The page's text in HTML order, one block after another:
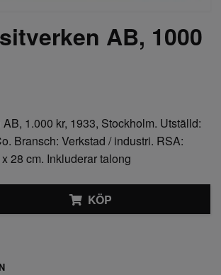
AB, 1000
1.000 kr, 1933, Stockholm. Utställd:
Bransch: Verkstad / industri. RSA:
28 cm. Inkluderar talong
KÖP